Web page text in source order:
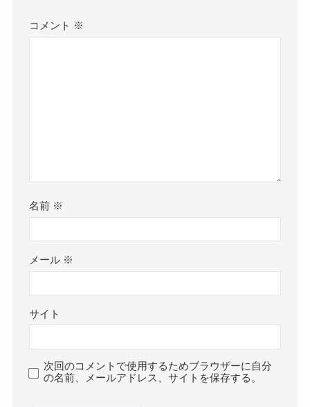
コメント ※
名前 ※
メール ※
サイト
次回のコメントで使用するためブラウザーに自分
の名前、メールアドレス、サイトを保存する。